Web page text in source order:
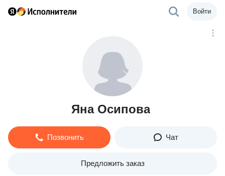
Войти
Яна Осипова
Позвонить Чат
Предложить заказ